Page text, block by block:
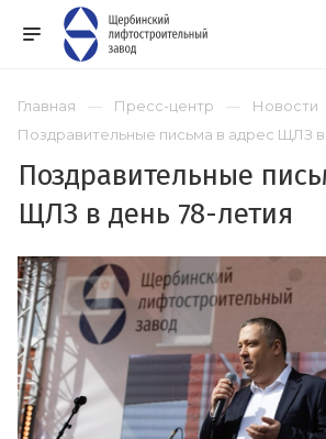
Главная Пресс-центр
Новости
Поздравительные письма в адрес ЩЛЗ в
Поздравительные
ЩЛЗ в день 78-летия